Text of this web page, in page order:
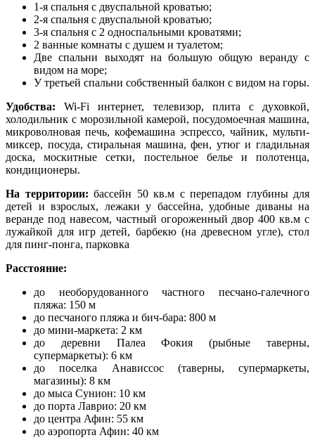
1-я спальня с двуспальной кроватью;
2-я спальня с двуспальной кроватью;
3-я спальня с 2 односпальными кроватями;
2 ванные комнаты с душем и туалетом;
Две спальни выходят на большую общую веранду с
видом на море;
У третьей спальни собственный балкон с видом на горы.
Удобства: Wi-Fi интернет, телевизор, плита с духовкой,
холодильник с морозильной камерой, посудомоечная машина,
микроволновая печь, кофемашина эспрессо, чайник, мульти-
миксер, посуда, стиральная машина, фен, утюг и гладильная
доска, москитные сетки, постельное белье и полотенца,
кондиционеры.
На территории: бассейн 50 кв.м с перепадом глубины для
детей и взрослых, лежаки у бассейна, удобные диваны на
веранде под навесом, частный огороженный двор 400 кв.м с
лужайкой для игр детей, барбекю (на древесном угле), стол
для пинг-понга, парковка
Расстояние:
до необорудованного частного песчано-галечного
пляжа: 150 м
до песчаного пляжа и бич-бара: 800 м
до мини-маркета: 2 км
до деревни Палеа Фокия (рыбные таверны,
супермаркеты): 6 км
до поселка Анависсос (таверны, супермаркеты,
магазины): 8 км
до мыса Сунион: 10 км
до порта Лаврио: 20 км
до центра Афин: 55 км
до аэропорта Афин: 40 км